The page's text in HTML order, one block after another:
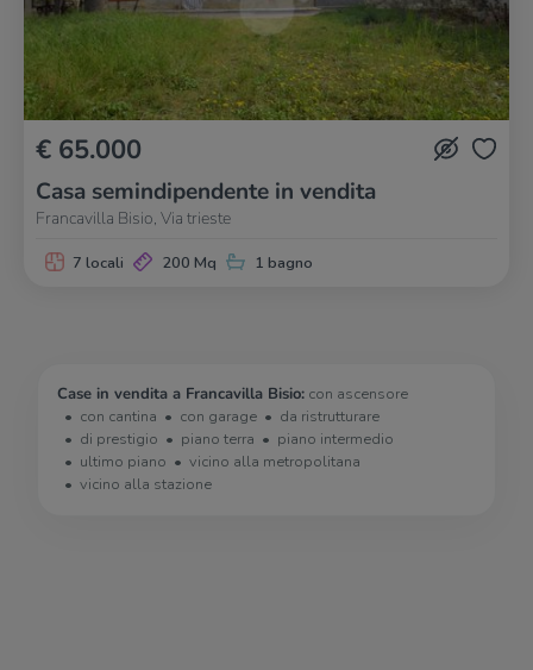
€ 65.000
Casa semindipendente in vendita
Francavilla Bisio, Via trieste
7 locali 200 Mq 1 bagno
Case in vendita a Francavilla Bisio: con ascensore
con cantina
con garage
da ristrutturare
di prestigio
piano terra
piano intermedio
ultimo piano
vicino alla metropolitana
vicino alla stazione